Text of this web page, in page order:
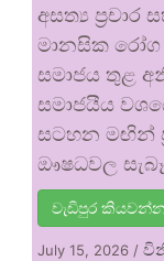
අසත්‍ය
මානසික රෝග
සමාජය තුළ
සමාජයීය
සටහන මඟින්
ඖෂධවල
වැඩිපුර
July 15, 2026 /